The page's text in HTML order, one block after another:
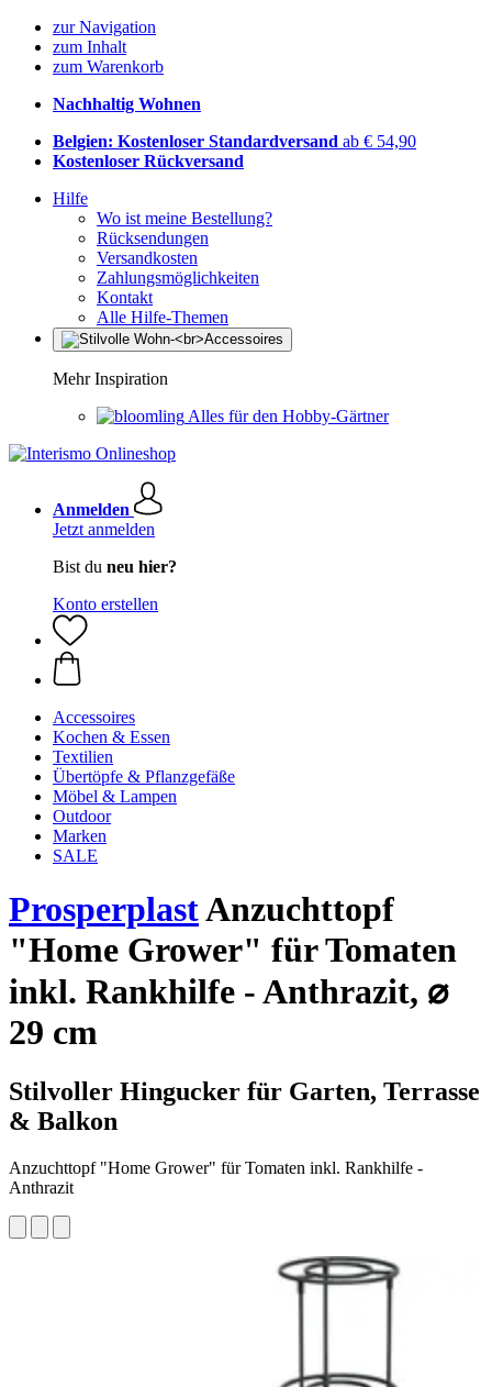
zur Navigation
zum Inhalt
zum Warenkorb
Nachhaltig Wohnen
Belgien: Kostenloser Standardversand ab € 54,90
Kostenloser Rückversand
Hilfe
Wo ist meine Bestellung?
Rücksendungen
Versandkosten
Zahlungsmöglichkeiten
Kontakt
Alle Hilfe-Themen
Mehr Inspiration
Alles für den Hobby-Gärtner
Anmelden
Jetzt anmelden
Bist du neu hier?
Konto erstellen
Accessoires
Kochen & Essen
Textilien
Übertöpfe & Pflanzgefäße
Möbel & Lampen
Outdoor
Marken
SALE
ProsperplastAnzuchttopf
"Home Grower" für Tomaten
inkl. Rankhilfe - Anthrazit, ⌀
29 cm
Stilvoller Hingucker für Garten, Terrasse
& Balkon
Anzuchttopf "Home Grower" für Tomaten inkl. Rankhilfe -
Anthrazit